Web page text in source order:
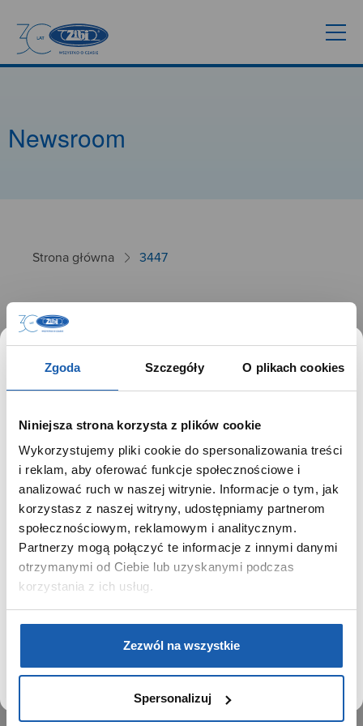
Zgoda Szczegóły O plikach cookies
Niniejsza strona korzysta z plików cookie
Wykorzystujemy pliki cookie do spersonalizowania treści
i reklam, aby oferować funkcje społecznościowe i
analizować ruch w naszej witrynie. Informacje o tym, jak
korzystasz z naszej witryny, udostępniamy partnerom
społecznościowym, reklamowym i analitycznym.
Partnerzy mogą połączyć te informacje z innymi danymi
otrzymanymi od Ciebie lub uzyskanymi podczas
korzystania z ich usług.
Zezwól na wszystkie
Spersonalizuj
Newsroom
Strona główna 3447
3447
26.09.2024
GRUPA ZIBI
Historia
Misja, wizja i wartości Grupy Zibi
Ważne daty
Kariera
Zgoda na ciasteczka
PRODUKTY
Kalkulatory
SIECI SPRZEDAŻY
SZANOWNY UŻYTKOWNIKU,
SZANOWNA UŻYTKOWNICZKO
Używamy plików cookie w celach analitycznych,
statystycznych i marketingowych, w tym aby analizować
ruch w tej witrynie, optymalizować jej działanie oraz
zapamiętywać Twoje preferencje.